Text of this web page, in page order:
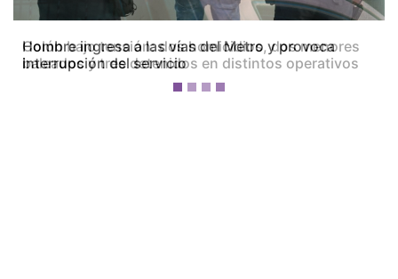
Colón bajo tensión: dos homicidios, dos menores
baleados y tres detenidos en distintos operativos